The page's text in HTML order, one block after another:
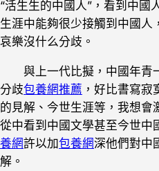
“活生生的中國人”，看到中國
生涯中能夠很少接觸到中國人
哀樂沒什么分歧。
與上一代比擬，中國年青
分歧包養網推薦 ，好比書寫
的見解、今世生涯等，我想會
從中看到中國文學甚至今世中
養網許以加包養網深他們對中
解。